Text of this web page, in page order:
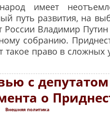
имеет
путь развития, на
России Владимир
собранию.
такое право в сложных
с
о
Внешняя политика